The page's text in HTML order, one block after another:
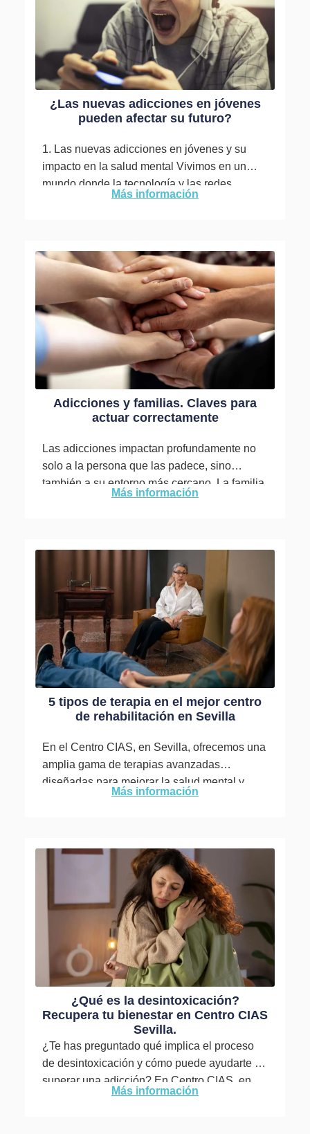
¿Las nuevas adicciones en jóvenes
pueden afectar su futuro?
1. Las nuevas adicciones en jóvenes y su
impacto en la salud mental Vivimos en un
mundo donde la tecnología y las redes
Más información
Adicciones y familias. Claves para
actuar correctamente
Las adicciones impactan profundamente no
solo a la persona que las padece, sino
también a su entorno más cercano. La familia,
muchas veces sin...
Más información
5 tipos de terapia en el mejor centro
de rehabilitación en Sevilla
En el Centro CIAS, en Sevilla, ofrecemos una
amplia gama de terapias avanzadas
diseñadas para mejorar la salud mental y
emocional de nuestros pacientes. ...
Más información
¿Qué es la desintoxicación?
Recupera tu bienestar en Centro CIAS
Sevilla.
¿Te has preguntado qué implica el proceso
de desintoxicación y cómo puede ayudarte a
superar una adicción? En Centro CIAS, en
Sevilla, somos expertos...
Más información